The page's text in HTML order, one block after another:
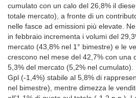
cumulato con un calo del 26,8% il
totale mercato), a fronte di un
nelle fasce ad emissioni più elevate.
in febbraio incrementa i volumi del
mercato (43,8% nel 1° bimestre) e le
crescono nel mese del 42,7% con una
5,3% del mercato (5,2% nel
Gpl (-1,4%) stabile al 5,8% di
nel bimestre), mentre dimezza le